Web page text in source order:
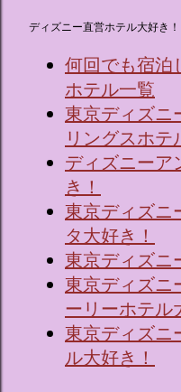
ディズニー直営ホテル大好き！
何回でも宿泊
ホテル一覧
東京ディズニ
リングスホテ
ディズニーア
き！
東京ディズニ
タ大好き！
東京ディズニ
東京ディズニ
ーリーホテル
東京ディズニ
ル大好き！